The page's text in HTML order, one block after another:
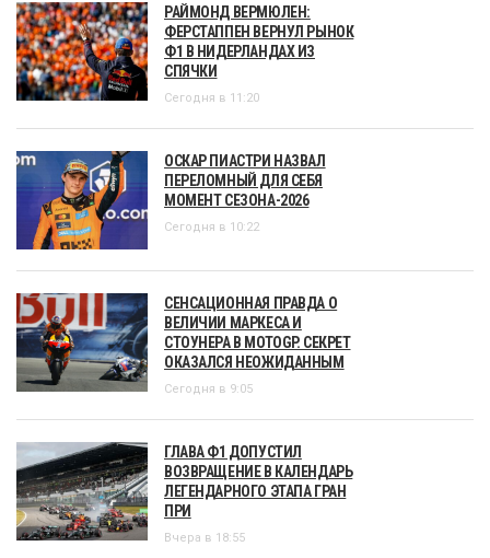
РАЙМОНД ВЕРМЮЛЕН:
ФЕРСТАППЕН ВЕРНУЛ РЫНОК
Ф1 В НИДЕРЛАНДАХ ИЗ
СПЯЧКИ
Сегодня в 11:20
ОСКАР ПИАСТРИ НАЗВАЛ
ПЕРЕЛОМНЫЙ ДЛЯ СЕБЯ
МОМЕНТ СЕЗОНА-2026
Сегодня в 10:22
СЕНСАЦИОННАЯ ПРАВДА О
ВЕЛИЧИИ МАРКЕСА И
СТОУНЕРА В MOTOGP. СЕКРЕТ
ОКАЗАЛСЯ НЕОЖИДАННЫМ
Сегодня в 9:05
ГЛАВА Ф1 ДОПУСТИЛ
ВОЗВРАЩЕНИЕ В КАЛЕНДАРЬ
ЛЕГЕНДАРНОГО ЭТАПА ГРАН
ПРИ
Вчера в 18:55